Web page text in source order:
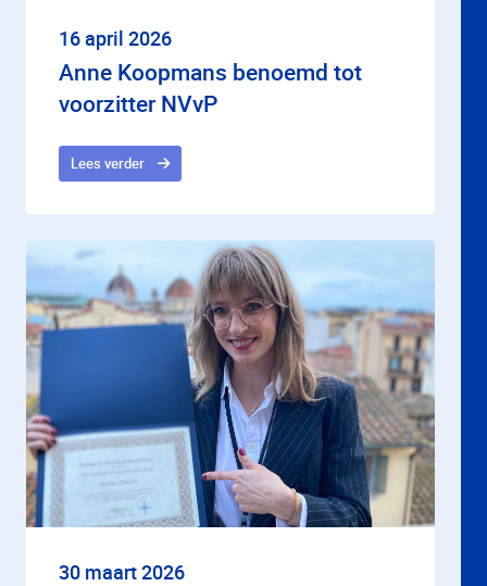
16 april 2026
Anne Koopmans benoemd tot
voorzitter NVvP
Lees verder
30 maart 2026